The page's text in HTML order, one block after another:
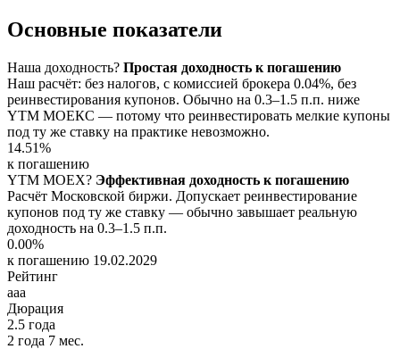
Основные показатели
Наша доходность? Простая доходность к погашению
Наш расчёт: без налогов, с комиссией брокера 0.04%, без
реинвестирования купонов. Обычно на 0.3–1.5 п.п. ниже
YTM МОЕКС — потому что реинвестировать мелкие купоны
под ту же ставку на практике невозможно.
14.51%
к погашению
YTM MOEX? Эффективная доходность к погашению
Расчёт Московской биржи. Допускает реинвестирование
купонов под ту же ставку — обычно завышает реальную
доходность на 0.3–1.5 п.п.
0.00%
к погашению 19.02.2029
Рейтинг
aaa
Дюрация
2.5 года
2 года 7 мес.